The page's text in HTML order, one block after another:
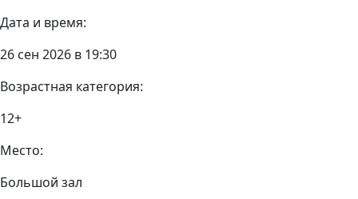
Дата и время:
26 сен 2026 в 19:30
Возрастная категория:
12+
Место:
Большой зал